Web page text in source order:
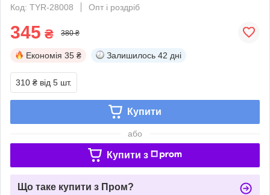
Код: TYR-28008
Опт і роздріб
345 ₴ 380 ₴
Економія 35 ₴ Залишилось 42 дні
310 ₴ від 5 шт.
Купити
або
Купити з
Що таке купити з Пром?